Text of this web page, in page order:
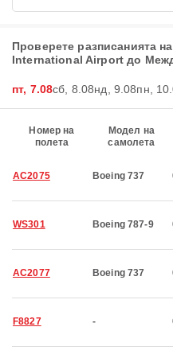
Проверете разписанията
International Airport до
пт, 7.08сб, 8.08нд, 9.08пн,
Номер на
полета
Модел на
самолета
AC2075 Boeing 737
WS301 Boeing 787-9
AC2077 Boeing 737
F8827 -